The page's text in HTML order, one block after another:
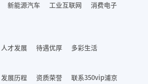
新能源汽车 工业互联网
消费电子
人才发展 待遇优厚 多彩生活
发展历程 资质荣誉
联系350vip浦京